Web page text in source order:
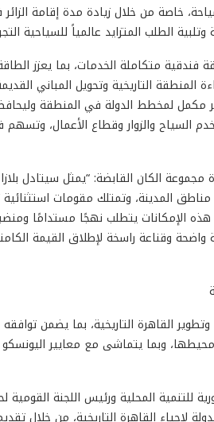
خاصة من خلال زيادة مدة إقامة الزائر
الطلب المتزايد عالمياً للسياحية
أن يضيف المشروع نحو 550 غرفة فندقية و70 شقة فندقية متكاملة
التاريخية وتحويل المباني
مكمل لمخطط الدولة في المنطقة
السياح والزوار وقطاع الأعمال،
الكان القابضة: “يمثل سيتادل بلازا
المدينة، وتمتلك مقومات استثنائية
الإمكانات يتطلب نهجًا مستدامًا
وقناعة راسخة لإطلاق القيمة
القاهرة التاريخية، بما يضمن
وبما يتماشى مع معايير
للتنمية المحلية ورئيس اللجنة القومية
لإحياء القاهرة التاريخية، من خلال